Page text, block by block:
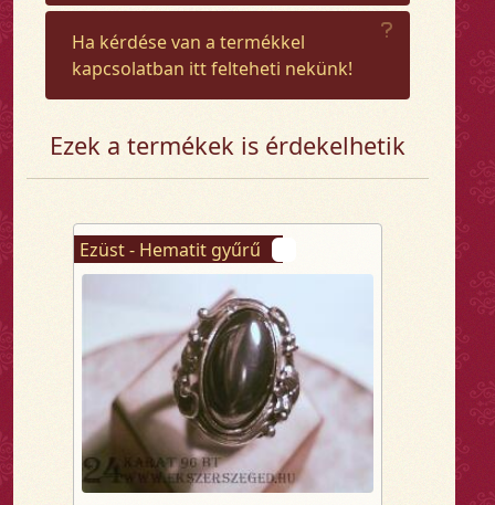
Ha kérdése van a termékkel
kapcsolatban itt felteheti nekünk!
Ezek a termékek is érdekelhetik
Ezüst - Hematit gyűrű